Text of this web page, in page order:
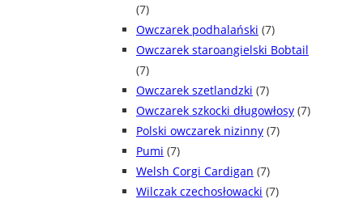
(7)
Owczarek podhalański (7)
Owczarek staroangielski Bobtail
(7)
Owczarek szetlandzki (7)
Owczarek szkocki długowłosy (7)
Polski owczarek nizinny (7)
Pumi (7)
Welsh Corgi Cardigan (7)
Wilczak czechosłowacki (7)